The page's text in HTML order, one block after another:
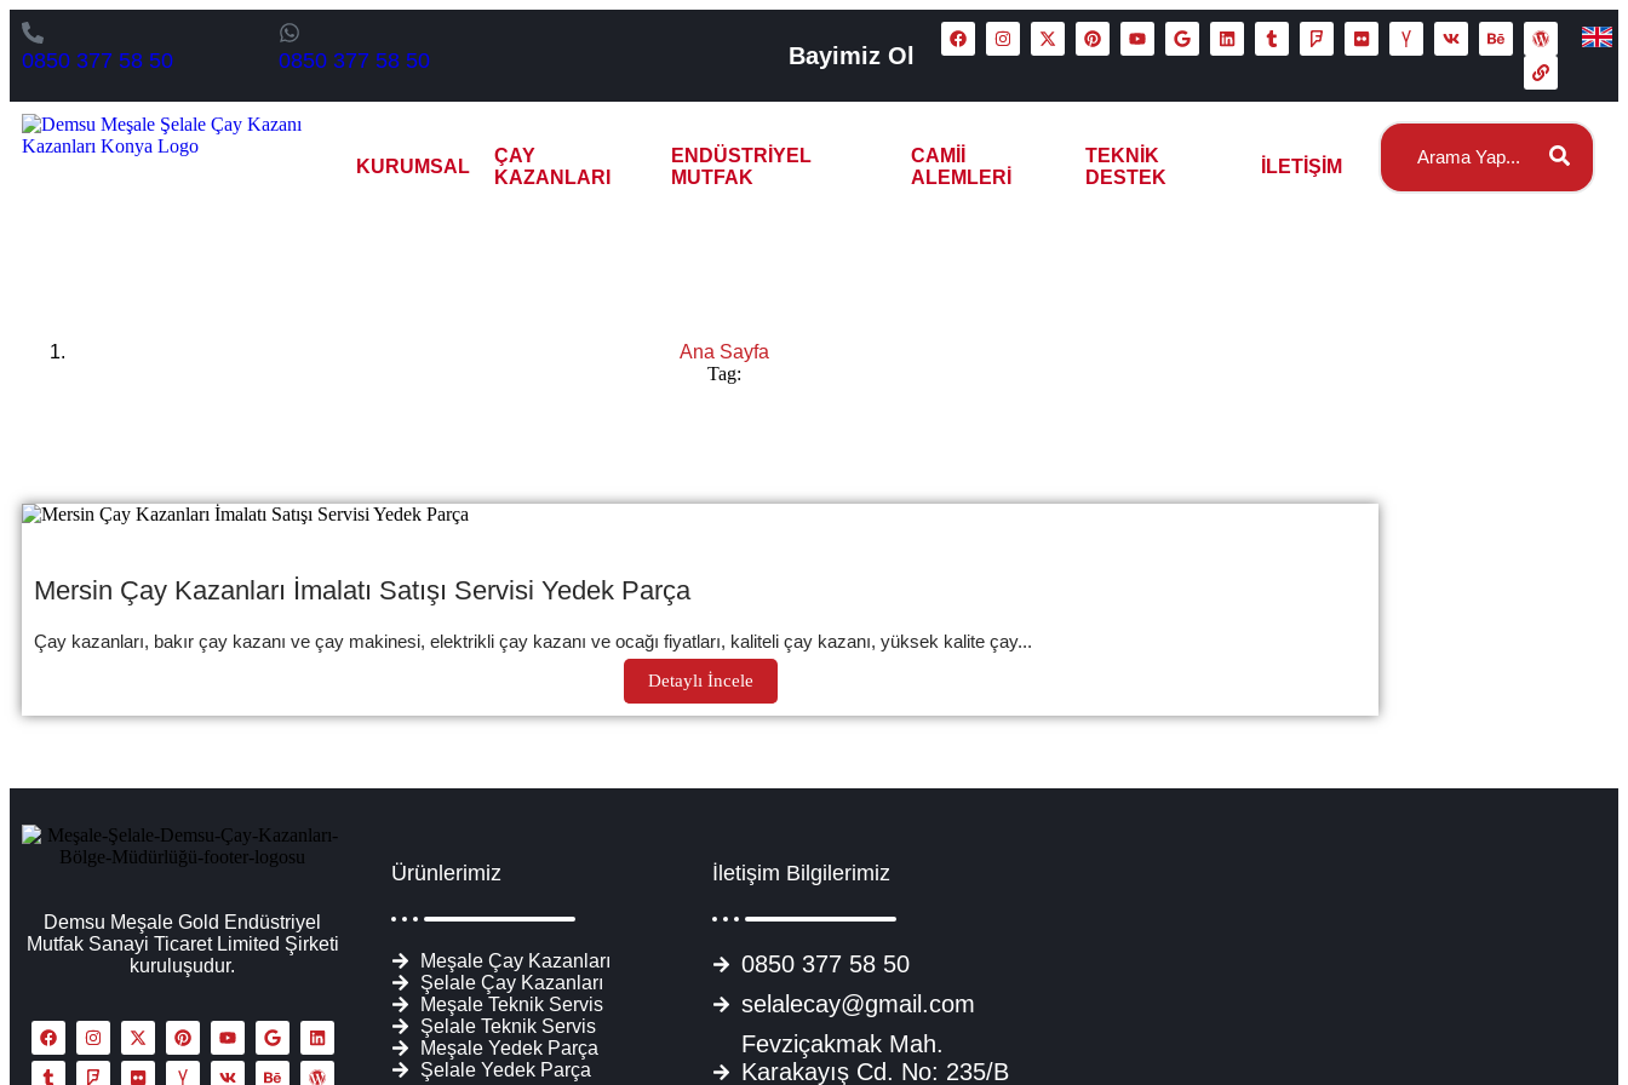
0850 377 58 50 0850 377 58 50 Bayimiz Ol
KURUMSAL
ÇAY
KAZANLARI
ENDÜSTRIYEL
MUTFAK
CAMII
ALEMLERI
TEKNIK
DESTEK
İLETIŞIM
Ana Sayfa
Tag:
Mersin Çay Kazanları İmalatı Satışı Servisi Yedek Parça
Çay kazanları, bakır çay kazanı ve çay makinesi, elektrikli çay kazanı ve ocağı fiyatları, kaliteli çay kazanı, yüksek kalite çay...
Detaylı İncele
Demsu Meşale Gold Endüstriyel
Mutfak Sanayi Ticaret Limited Şirketi
kuruluşudur.
Ürünlerimiz
Meşale Çay Kazanları
Şelale Çay Kazanları
Meşale Teknik Servis
Şelale Teknik Servis
Meşale Yedek Parça
Şelale Yedek Parça
İletişim Bilgilerimiz
0850 377 58 50
selalecay@gmail.com
Fevziçakmak Mah.
Karakayış Cd. No: 235/B